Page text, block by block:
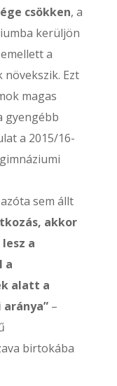
csökken, a
kerüljön
a
Ezt
magas
gyengébb
a 2015/16-
sem állt
akkor
a
a
alatt a
–
birtokába